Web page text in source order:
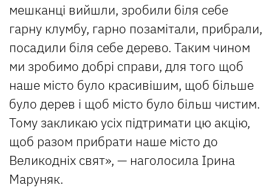
мешканці вийшли, зробили біля себе
гарну клумбу, гарно позамітали, прибрали,
посадили біля себе дерево. Таким чином
ми зробимо добрі справи, для того щоб
наше місто було красивішим, щоб більше
було дерев і щоб місто було більш чистим.
Тому закликаю усіх підтримати цю акцію,
щоб разом прибрати наше місто до
Великодніх свят», — наголосила Ірина
Маруняк.